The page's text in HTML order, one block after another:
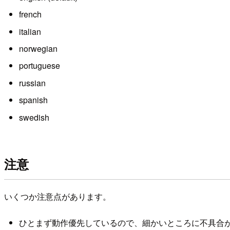
french
italian
norwegian
portuguese
russian
spanish
swedish
注意
いくつか注意点があります。
ひとまず動作優先しているので、細かいところに不具合